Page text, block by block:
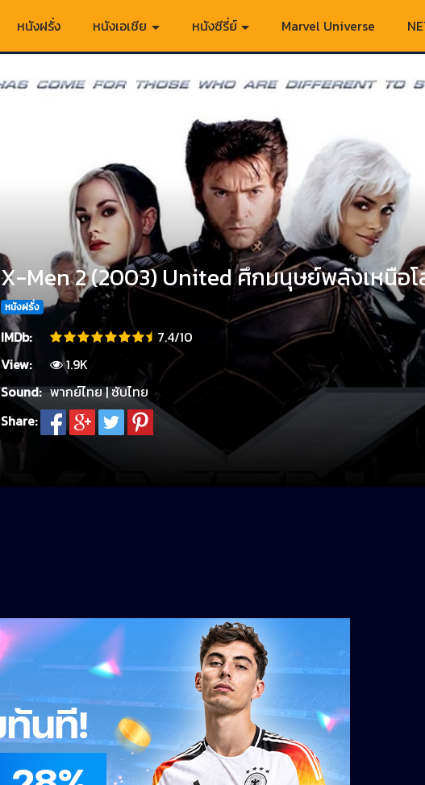
หนังฝรั่ง หนังเอเชีย หนังซีรี่ย์ Marvel Universe
X-Men 2 (2003) United ศึกมนุษย์พลังเหนือ
หนังฝรั่ง
IMDb:
7.4/10
View:
1.9K
Sound: พากย์ไทย | ซับไทย
Share: